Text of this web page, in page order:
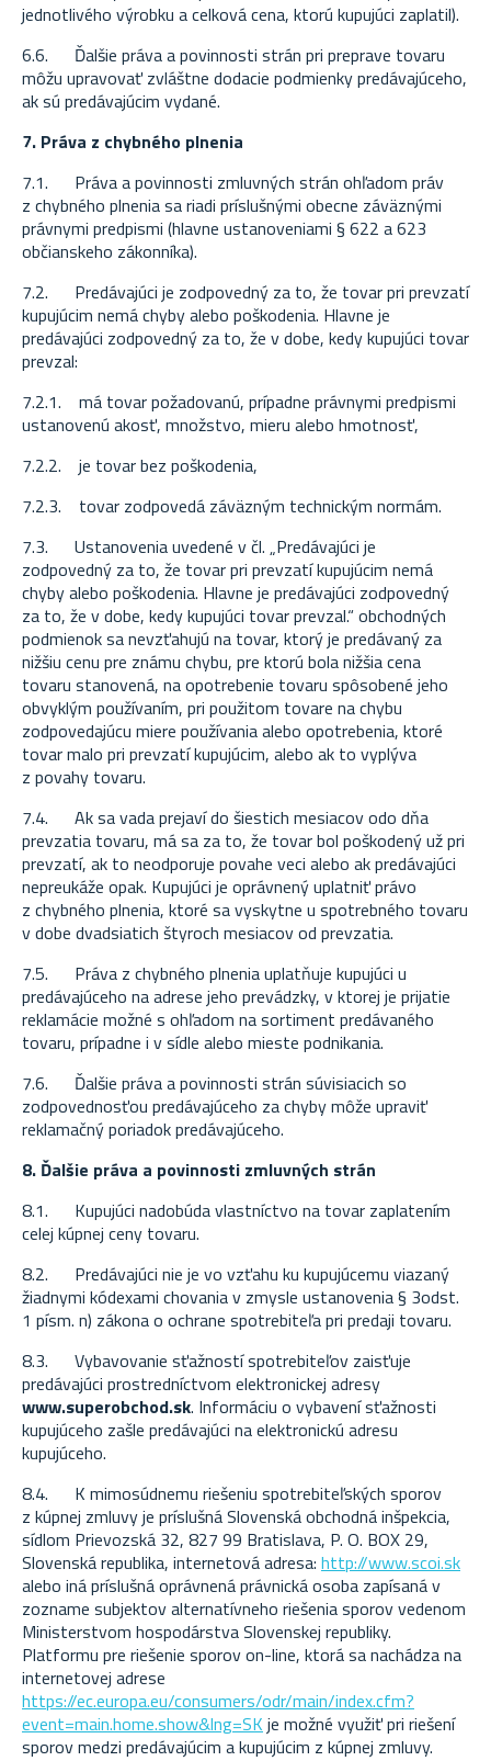
jednotlivého výrobku a celková cena, ktorú kupujúci zaplatil).
6.6. Ďalšie práva a povinnosti strán pri preprave tovaru
môžu upravovať zvláštne dodacie podmienky predávajúceho,
ak sú predávajúcim vydané.
7. Práva z chybného plnenia
7.1. Práva a povinnosti zmluvných strán ohľadom práv
z chybného plnenia sa riadi príslušnými obecne záväznými
právnymi predpismi (hlavne ustanoveniami § 622 a 623
občianskeho zákonníka).
7.2. Predávajúci je zodpovedný za to, že tovar pri prevzatí
kupujúcim nemá chyby alebo poškodenia. Hlavne je
predávajúci zodpovedný za to, že v dobe, kedy kupujúci tovar
prevzal:
7.2.1. má tovar požadovanú, prípadne právnymi predpismi
ustanovenú akosť, množstvo, mieru alebo hmotnosť,
7.2.2. je tovar bez poškodenia,
7.2.3. tovar zodpovedá záväzným technickým normám.
7.3. Ustanovenia uvedené v čl. „Predávajúci je
zodpovedný za to, že tovar pri prevzatí kupujúcim nemá
chyby alebo poškodenia. Hlavne je predávajúci zodpovedný
za to, že v dobe, kedy kupujúci tovar prevzal.“ obchodných
podmienok sa nevzťahujú na tovar, ktorý je predávaný za
nižšiu cenu pre známu chybu, pre ktorú bola nižšia cena
tovaru stanovená, na opotrebenie tovaru spôsobené jeho
obvyklým používaním, pri použitom tovare na chybu
zodpovedajúcu miere používania alebo opotrebenia, ktoré
tovar malo pri prevzatí kupujúcim, alebo ak to vyplýva
z povahy tovaru.
7.4. Ak sa vada prejaví do šiestich mesiacov odo dňa
prevzatia tovaru, má sa za to, že tovar bol poškodený už pri
prevzatí, ak to neodporuje povahe veci alebo ak predávajúci
nepreukáže opak. Kupujúci je oprávnený uplatniť právo
z chybného plnenia, ktoré sa vyskytne u spotrebného tovaru
v dobe dvadsiatich štyroch mesiacov od prevzatia.
7.5. Práva z chybného plnenia uplatňuje kupujúci u
predávajúceho na adrese jeho prevádzky, v ktorej je prijatie
reklamácie možné s ohľadom na sortiment predávaného
tovaru, prípadne i v sídle alebo mieste podnikania.
7.6. Ďalšie práva a povinnosti strán súvisiacich so
zodpovednosťou predávajúceho za chyby môže upraviť
reklamačný poriadok predávajúceho.
8. Ďalšie práva a povinnosti zmluvných strán
8.1. Kupujúci nadobúda vlastníctvo na tovar zaplatením
celej kúpnej ceny tovaru.
8.2. Predávajúci nie je vo vzťahu ku kupujúcemu viazaný
žiadnymi kódexami chovania v zmysle ustanovenia § 3odst.
1 písm. n) zákona o ochrane spotrebiteľa pri predaji tovaru.
8.3. Vybavovanie sťažností spotrebiteľov zaisťuje
predávajúci prostredníctvom elektronickej adresy
www.superobchod.sk. Informáciu o vybavení sťažnosti
kupujúceho zašle predávajúci na elektronickú adresu
kupujúceho.
8.4. K mimosúdnemu riešeniu spotrebiteľských sporov
z kúpnej zmluvy je príslušná Slovenská obchodná inšpekcia,
sídlom Prievozská 32, 827 99 Bratislava, P. O. BOX 29,
Slovenská republika, internetová adresa: http://www.scoi.sk
alebo iná príslušná oprávnená právnická osoba zapísaná v
zozname subjektov alternatívneho riešenia sporov vedenom
Ministerstvom hospodárstva Slovenskej republiky.
Platformu pre riešenie sporov on-line, ktorá sa nachádza na
internetovej adrese
https://ec.europa.eu/consumers/odr/main/index.cfm?
event=main.home.show&lng=SK je možné využiť pri riešení
sporov medzi predávajúcim a kupujúcim z kúpnej zmluvy.